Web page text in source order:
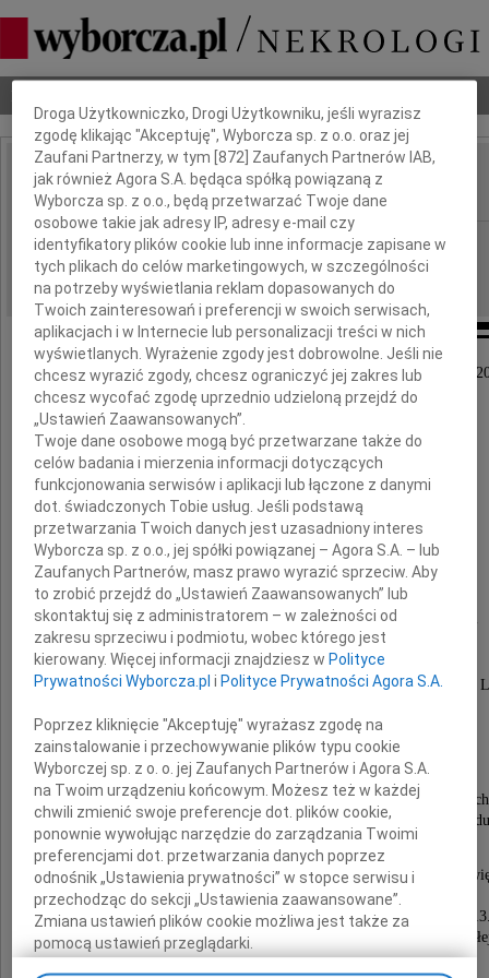
IMIĘ I NAZWISKO: Anna Krzyżanowska
REGION: Kraków
DATA EMISJI: 01.04.2011
Z głębokim żalem zawiadamiamy, że w dniu 27 marca
zmarła nasza Droga Przyjaciółka
mgr
Anna Krzyżanowska
córka Lidii i Alfreda, urodzona 4 lipca 1929 roku we
Semper Fidelis LWOWIANKA
Absolwentka Uniwersytetu Jagiellońskiego,
długoletni pracownik Kliniki Chorób Zakaźnych
Akadamii Medycznej w Krakowie oraz Sanepidu
Uroczystości pogrzebowe rozpoczną się Mszą
w kaplicy na Cmentarzu Rakowickim
w poniedziałek, 4 kwietnia 2011 roku o godzinie
po czym nastąpi odprowadzenie prochów
na miejsce wiecznego spoczynku.
Dbamy o Twoją prywatność
Droga Użytkowniczko, Drogi Użytkowniku, jeśli wyrazisz
zgodę klikając "Akceptuję", Wyborcza sp. z o.o. oraz jej
Zaufani Partnerzy, w tym [872] Zaufanych Partnerów IAB,
jak również Agora S.A. będąca spółką powiązaną z
Wyborcza sp. z o.o., będą przetwarzać Twoje dane
osobowe takie jak adresy IP, adresy e-mail czy
identyfikatory plików cookie lub inne informacje zapisane w
tych plikach do celów marketingowych, w szczególności
na potrzeby wyświetlania reklam dopasowanych do
Twoich zainteresowań i preferencji w swoich serwisach,
aplikacjach i w Internecie lub personalizacji treści w nich
wyświetlanych. Wyrażenie zgody jest dobrowolne. Jeśli nie
chcesz wyrazić zgody, chcesz ograniczyć jej zakres lub
chcesz wycofać zgodę uprzednio udzieloną przejdź do
„Ustawień Zaawansowanych”.
Twoje dane osobowe mogą być przetwarzane także do
celów badania i mierzenia informacji dotyczących
funkcjonowania serwisów i aplikacji lub łączone z danymi
dot. świadczonych Tobie usług. Jeśli podstawą
przetwarzania Twoich danych jest uzasadniony interes
Wyborcza sp. z o.o., jej spółki powiązanej – Agora S.A. – lub
Zaufanych Partnerów, masz prawo wyrazić sprzeciw. Aby
to zrobić przejdź do „Ustawień Zaawansowanych” lub
skontaktuj się z administratorem – w zależności od
zakresu sprzeciwu i podmiotu, wobec którego jest
kierowany. Więcej informacji znajdziesz wPolityce
Prywatności Wyborcza.pl iPolityce Prywatności Agora S.A.
Poprzez kliknięcie "Akceptuję" wyrażasz zgodę na
zainstalowanie i przechowywanie plików typu cookie
Wyborczej sp. z o. o. jej Zaufanych Partnerów i Agora S.A.
na Twoim urządzeniu końcowym. Możesz też w każdej
chwili zmienić swoje preferencje dot. plików cookie,
ponownie wywołując narzędzie do zarządzania Twoimi
preferencjami dot. przetwarzania danych poprzez
odnośnik „Ustawienia prywatności” w stopce serwisu i
przechodząc do sekcji „Ustawienia zaawansowane”.
Zmiana ustawień plików cookie możliwa jest także za
pomocą ustawień przeglądarki.